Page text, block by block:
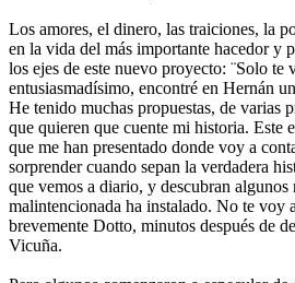
Los amores, el dinero, las traiciones, la
en la vida del más importante hacedor y
los ejes de este nuevo proyecto: ¨Solo te
entusiasmadísimo, encontré en Hernán
He tenido muchas propuestas, de varias
que quieren que cuente mi historia. Este
que me han presentado donde voy a
sorprender cuando sepan la verdadera
que vemos a diario, y descubran algunos
malintencionada ha instalado. No te voy
brevemente Dotto, minutos después de
Vicuña.